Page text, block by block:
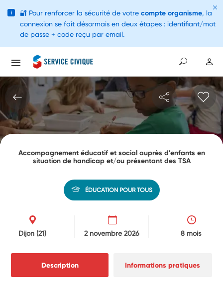
Accompagnement éducatif et social auprès d'enfants en
situation de handicap et/ou présentant des TSA
ÉDUCATION POUR TOUS
Dijon (21) 2 novembre 2026 8 mois
Description Informations pratiques
i 🔐 Pour renforcer la sécurité de votre compte organisme, la
connexion se fait désormais en deux étapes : identifiant/mot
de passe + code reçu par email.